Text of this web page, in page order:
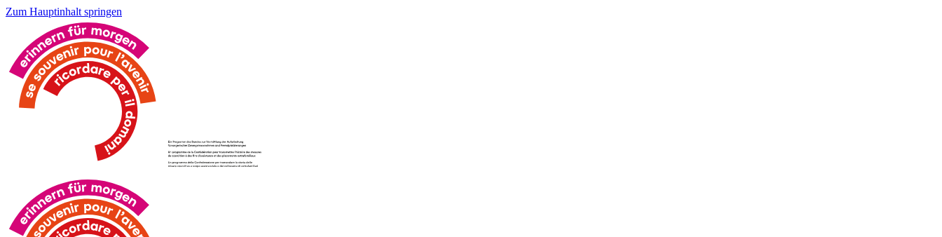
Zum Hauptinhalt springen